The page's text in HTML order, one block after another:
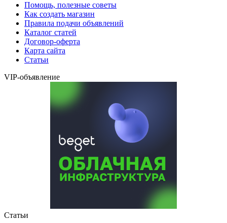
Помощь, полезные советы
Как создать магазин
Правила подачи объявлений
Каталог статей
Договор-оферта
Карта сайта
Статьи
VIP-объявление
Статьи